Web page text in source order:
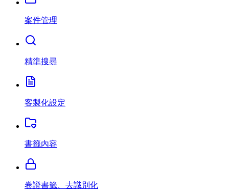
案件管理
精準搜尋
客製化設定
書籤內容
卷證書籤、去識別化